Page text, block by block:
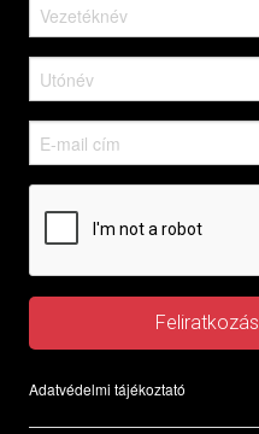
Feliratkozás
Adatvédelmi tájékoztató